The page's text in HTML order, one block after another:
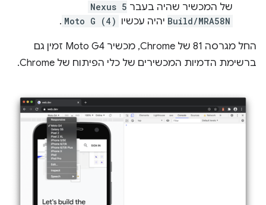
של המכשיר שהיה בעבר Nexus 5
Build/MRA58N יהיה עכשיו Moto G (4)
.
החל מגרסה 81 של Chrome, מכשיר Moto G4 זמין גם
ברשימת הדמיות המכשירים של כלי הפיתוח של Chrome.